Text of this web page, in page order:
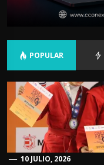
POPULAR
10 JULIO, 2026